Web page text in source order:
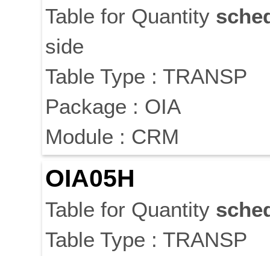
Table for Quantity
side
Table Type : TRANSP
Package : OIA
Module : CRM
OIA05H
Table for Quantity
Table Type : TRANSP